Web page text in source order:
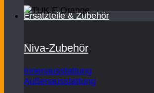
Ersatzteile & Zubehör
Niva-Zubehör
Innenausstattung
Außenausstattung